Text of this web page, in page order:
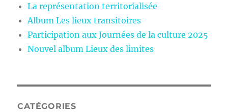
La représentation territorialisée
Album Les lieux transitoires
Participation aux Journées de la culture 2025
Nouvel album Lieux des limites
CATÉGORIES